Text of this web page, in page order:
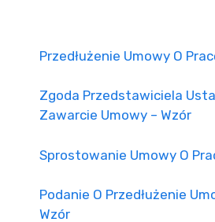
Przedłużenie Umowy O
Zgoda Przedstawiciela
Zawarcie Umowy – Wzór
Sprostowanie Umowy O
Podanie O Przedłużenie
Wzór